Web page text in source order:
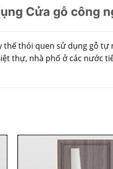
Cửa gỗ công
thế thói quen sử dụng gỗ
thự, nhà phố ở các nước